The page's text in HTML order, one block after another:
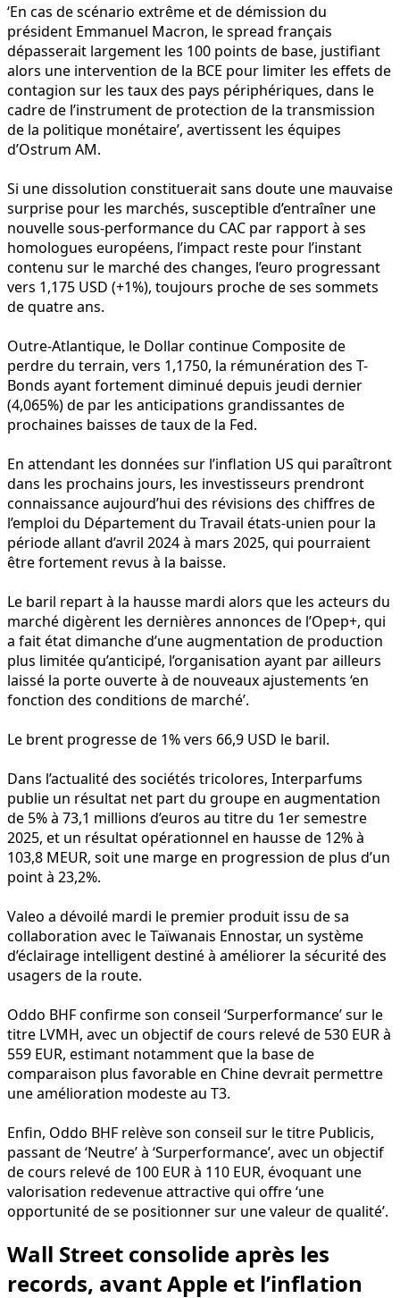
‘En cas de scénario extrême et de démission du
président Emmanuel Macron, le spread français
dépasserait largement les 100 points de base, justifiant
alors une intervention de la BCE pour limiter les effets de
contagion sur les taux des pays périphériques, dans le
cadre de l’instrument de protection de la transmission
de la politique monétaire’, avertissent les équipes
d’Ostrum AM.
Si une dissolution constituerait sans doute une mauvaise
surprise pour les marchés, susceptible d’entraîner une
nouvelle sous-performance du CAC par rapport à ses
homologues européens, l’impact reste pour l’instant
contenu sur le marché des changes, l’euro progressant
vers 1,175 USD (+1%), toujours proche de ses sommets
de quatre ans.
Outre-Atlantique, le Dollar continue Composite de
perdre du terrain, vers 1,1750, la rémunération des T-
Bonds ayant fortement diminué depuis jeudi dernier
(4,065%) de par les anticipations grandissantes de
prochaines baisses de taux de la Fed.
En attendant les données sur l’inflation US qui paraîtront
dans les prochains jours, les investisseurs prendront
connaissance aujourd’hui des révisions des chiffres de
l’emploi du Département du Travail états-unien pour la
période allant d’avril 2024 à mars 2025, qui pourraient
être fortement revus à la baisse.
Le baril repart à la hausse mardi alors que les acteurs du
marché digèrent les dernières annonces de l’Opep+, qui
a fait état dimanche d’une augmentation de production
plus limitée qu’anticipé, l’organisation ayant par ailleurs
laissé la porte ouverte à de nouveaux ajustements ‘en
fonction des conditions de marché’.
Le brent progresse de 1% vers 66,9 USD le baril.
Dans l’actualité des sociétés tricolores, Interparfums
publie un résultat net part du groupe en augmentation
de 5% à 73,1 millions d’euros au titre du 1er semestre
2025, et un résultat opérationnel en hausse de 12% à
103,8 MEUR, soit une marge en progression de plus d’un
point à 23,2%.
Valeo a dévoilé mardi le premier produit issu de sa
collaboration avec le Taïwanais Ennostar, un système
d’éclairage intelligent destiné à améliorer la sécurité des
usagers de la route.
Oddo BHF confirme son conseil ‘Surperformance’ sur le
titre LVMH, avec un objectif de cours relevé de 530 EUR à
559 EUR, estimant notamment que la base de
comparaison plus favorable en Chine devrait permettre
une amélioration modeste au T3.
Enfin, Oddo BHF relève son conseil sur le titre Publicis,
passant de ‘Neutre’ à ‘Surperformance’, avec un objectif
de cours relevé de 100 EUR à 110 EUR, évoquant une
valorisation redevenue attractive qui offre ‘une
opportunité de se positionner sur une valeur de qualité’.
Wall Street consolide après les
records, avant Apple et l’inflation